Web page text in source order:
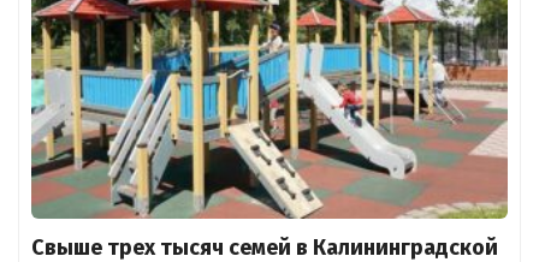
Свыше трех тысяч семей в Калининградской